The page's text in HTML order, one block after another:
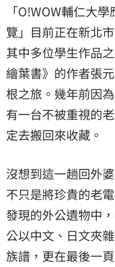
「O!WOW輔仁大
覽」目前正在新北
其中多位學生作品
繪葉書》的作者張
根之旅。幾年前因
有一台不被重視的
定去搬回來收藏。
沒想到這一趟回外
不只是將珍貴的老
發現的外公遺物中
公以中文、日文夾
族譜，更在最後一